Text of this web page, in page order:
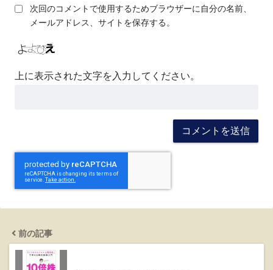
次回のコメントで使用するためブラウザーに自分の名前、
メールアドレス、サイトを保存する。
上に表示された文字を入力してください。
前の記事